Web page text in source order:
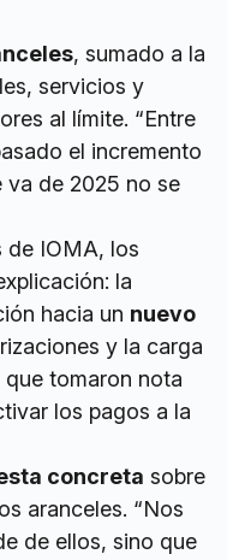
, sumado a la
servicios y
al límite. “Entre
el incremento
va de 2025 no se
de IOMA, los
la
hacia un nuevo
y la carga
tomaron nota
los pagos a la
concreta sobre
aranceles. “Nos
de ellos, sino que